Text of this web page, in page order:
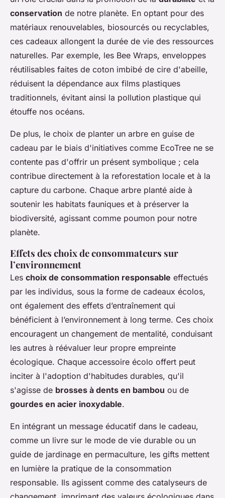
conservation de notre planète. En optant pour des
matériaux renouvelables, biosourcés ou recyclables,
ces cadeaux allongent la durée de vie des ressources
naturelles. Par exemple, les Bee Wraps, enveloppes
réutilisables faites de coton imbibé de cire d'abeille,
réduisent la dépendance aux films plastiques
traditionnels, évitant ainsi la pollution plastique qui
étouffe nos océans.
De plus, le choix de planter un arbre en guise de
cadeau par le biais d'initiatives comme EcoTree ne se
contente pas d'offrir un présent symbolique ; cela
contribue directement à la reforestation locale et à la
capture du carbone. Chaque arbre planté aide à
soutenir les habitats fauniques et à préserver la
biodiversité, agissant comme poumon pour notre
planète.
Effets des choix de consommateurs sur
l’environnement
Les choix de consommation responsable effectués
par les individus, sous la forme de cadeaux écolos,
ont également des effets d’entraînement qui
bénéficient à l’environnement à long terme. Ces choix
encouragent un changement de mentalité, conduisant
les autres à réévaluer leur propre empreinte
écologique. Chaque accessoire écolo offert peut
inciter à l'adoption d'habitudes durables, qu'il
s'agisse de brosses à dents en bambou ou de
gourdes en acier inoxydable.
En intégrant un message éducatif dans le cadeau,
comme un livre sur le mode de vie durable ou un
guide de jardinage en permaculture, les gifts mettent
en lumière la pratique de la consommation
responsable. Ils agissent comme des catalyseurs de